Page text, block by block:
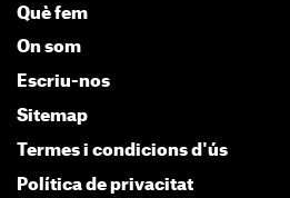
Què fem
On som
Escriu-nos
Sitemap
Termes i condicions d'ús
Política de privacitat